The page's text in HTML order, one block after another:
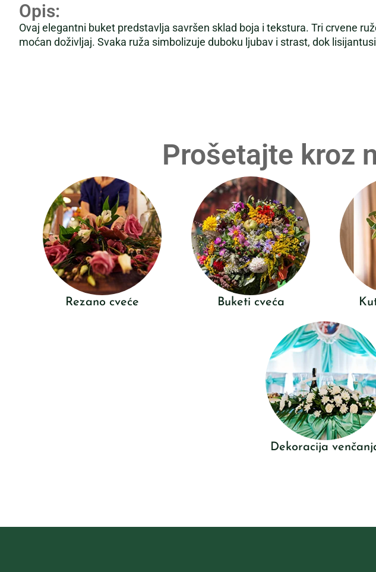
Opis:
Ovaj elegantni buket predstavlja savršen sklad boja i tekstura. Tri crvene
moćan doživljaj. Svaka ruža simbolizuje duboku ljubav i strast, dok
Prošetajte kroz
Rezano cveće Buketi cveća
Dekoracija